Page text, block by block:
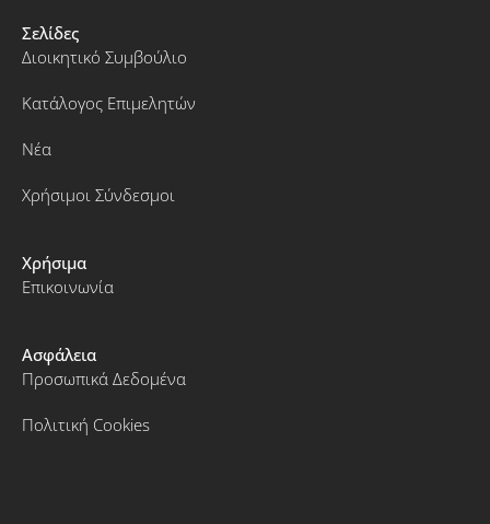
Σελίδες
Διοικητικό Συμβούλιο
Κατάλογος Επιμελητών
Νέα
Χρήσιμοι Σύνδεσμοι
Χρήσιμα
Επικοινωνία
Ασφάλεια
Προσωπικά Δεδομένα
Πολιτική Cookies